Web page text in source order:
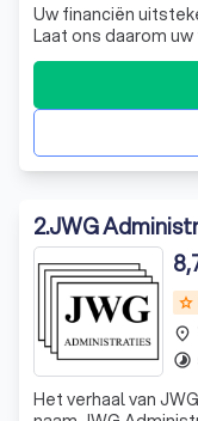
Uw financiën uitstekend
Laat ons daarom
De experts van
processen van A
ondernemen. KroessVisser | Finance - Tax - Advisory ☎️
Plan een GRATIS
2.JWG
grade
Het verhaal van
place
timelapse